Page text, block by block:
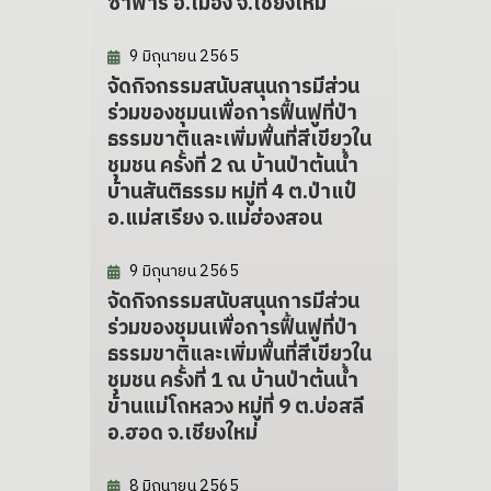
9 มิถุนายน 2565
จัดกิจกรรมสนับสนุนการมีส่วน
ร่วมของชุมนเพื่อการฟื้นฟูที่ป่า
ธรรมขาติและเพิ่มพื้นที่สีเขียวใน
ชุมชน ครั้งที่ 2 ณ บ้านป่าต้นน้ำ
บ้านสันติธรรม หมู่ที่ 4 ต.ป่าแป๋
อ.แม่สเรียง จ.แม่ฮ่องสอน
9 มิถุนายน 2565
จัดกิจกรรมสนับสนุนการมีส่วน
ร่วมของชุมนเพื่อการฟื้นฟูที่ป่า
ธรรมขาติและเพิ่มพื้นที่สีเขียวใน
ชุมชน ครั้งที่ 1 ณ บ้านป่าต้นน้ำ
ข้านแม่โถหลวง หมู่ที่ 9 ต.บ่อสลี
อ.ฮอด จ.เชียงใหม่